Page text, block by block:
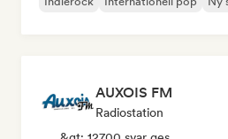
AUXOIS FM
Radiostation